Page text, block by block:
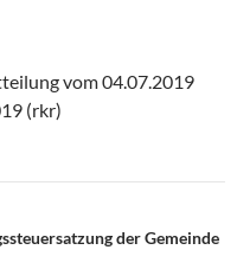
vom 04.07.2019
(rkr)
der Gemeinde